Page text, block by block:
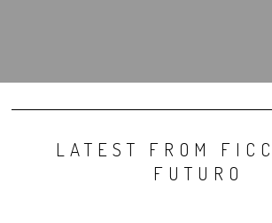
LATEST FROM
FUTURO